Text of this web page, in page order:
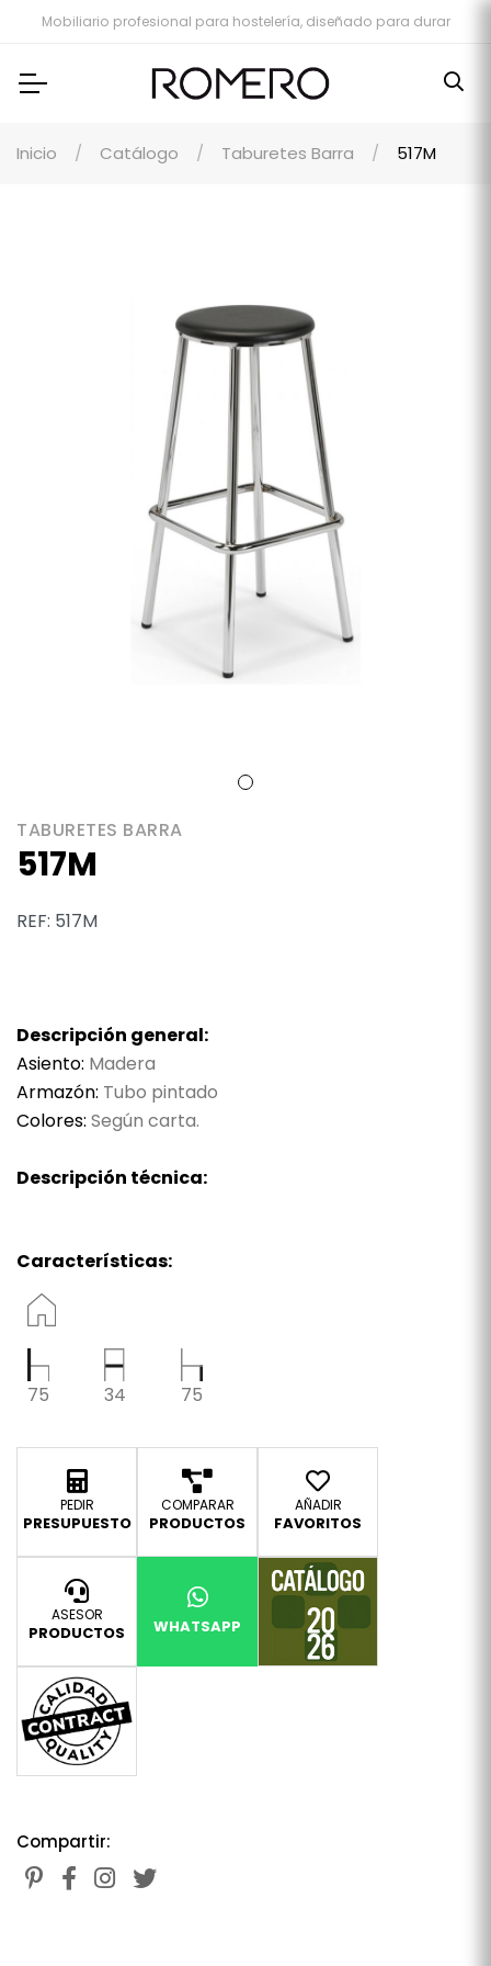
Mobiliario profesional para hostelería, diseñado para durar
Inicio Catálogo Taburetes Barra 517M
TABURETES BARRA
517M
REF: 517M
Descripción general:
Asiento: Madera
Armazón: Tubo pintado
Colores: Según carta.
Descripción técnica:
Características:
75 34 75
PEDIR
PRESUPUESTO
COMPARAR
PRODUCTOS
AÑADIR
FAVORITOS
ASESOR
PRODUCTOS WHATSAPP
Compartir: